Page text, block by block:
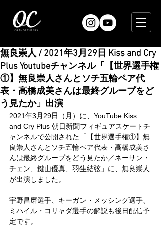
無良崇人 / 2021年3月29日 Kiss and Cry
Plus Youtubeチャンネル「【世界選手権
①】無良崇人さんとソチ五輪ペア代
表・高橋成美さんは最終グループをど
う見たか」出演
2021年3月29日（月）に、YouTube Kiss
and Cry Plus 朝日新聞フィギュアスケートチ
ャンネルで公開された「【世界選手権①】無
良崇人さんとソチ五輪ペア代表・高橋成美さ
んは最終グループをどう見たか／ネーサン・
チェン、鍵山優真、羽生結弦」に、無良崇人
が出演しました。
宇野昌磨選手、キーガン・メッシング選手、
ミハイル・コリャダ選手の解説も後日配信予
定です。